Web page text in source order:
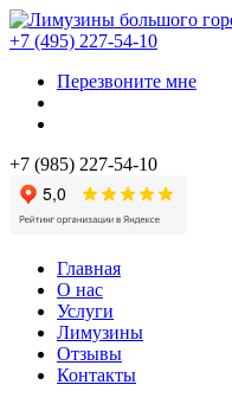
+7 (495) 227-54-10
Перезвоните мне
+7 (985) 227-54-10
Главная
О нас
Услуги
Лимузины
Отзывы
Контакты